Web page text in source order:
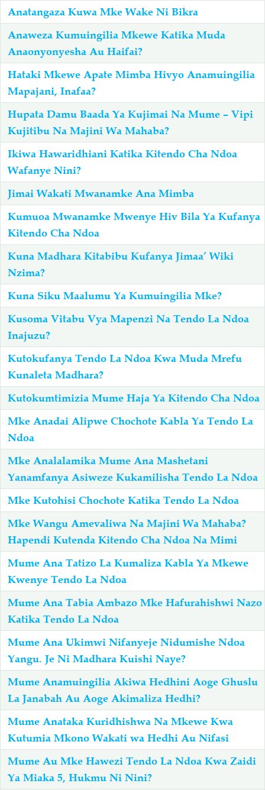
Anatangaza Kuwa Mke Wake Ni Bikra
Anaweza Kumuingilia Mkewe Katika Muda
Anaonyonyesha Au Haifai?
Hataki Mkewe Apate Mimba Hivyo Anamuingilia
Mapajani, Inafaa?
Hupata Damu Baada Ya Kujimai Na Mume – Vipi
Kujitibu Na Majini Wa Mahaba?
Ikiwa Hawaridhiani Katika Kitendo Cha Ndoa
Wafanye Nini?
Jimai Wakati Mwanamke Ana Mimba
Kumuoa Mwanamke Mwenye Hiv Bila Ya Kufanya
Kitendo Cha Ndoa
Kuna Madhara Kitabibu Kufanya Jimaa’ Wiki
Nzima?
Kuna Siku Maalumu Ya Kumuingilia Mke?
Kusoma Vitabu Vya Mapenzi Na Tendo La Ndoa
Inajuzu?
Kutokufanya Tendo La Ndoa Kwa Muda Mrefu
Kunaleta Madhara?
Kutokumtimizia Mume Haja Ya Kitendo Cha Ndoa
Mke Anadai Alipwe Chochote Kabla Ya Tendo La
Ndoa
Mke Analalamika Mume Ana Mashetani
Yanamfanya Asiweze Kukamilisha Tendo La Ndoa
Mke Kutohisi Chochote Katika Tendo La Ndoa
Mke Wangu Amevaliwa Na Majini Wa Mahaba?
Hapendi Kutenda Kitendo Cha Ndoa Na Mimi
Mume Ana Tatizo La Kumaliza Kabla Ya Mkewe
Kwenye Tendo La Ndoa
Mume Ana Tabia Ambazo Mke Hafurahishwi Nazo
Katika Tendo La Ndoa
Mume Ana Ukimwi Nifanyeje Nidumishe Ndoa
Yangu. Je Ni Madhara Kuishi Naye?
Mume Anamuingilia Akiwa Hedhini Aoge Ghuslu
La Janabah Au Aoge Akimaliza Hedhi?
Mume Anataka Kuridhishwa Na Mkewe Kwa
Kutumia Mkono Wakati wa Hedhi Au Nifasi
Mume Au Mke Hawezi Tendo La Ndoa Kwa Zaidi
Ya Miaka 5, Hukmu Ni Nini?